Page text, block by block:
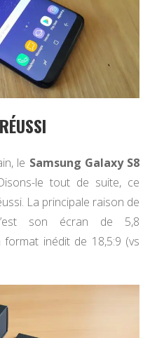
le Samsung Galaxy S8
le tout de suite, ce
La principale raison de
son écran de 5,8
inédit de 18,5:9 (vs